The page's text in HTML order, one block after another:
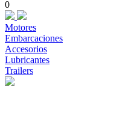
0
Motores
Embarcaciones
Accesorios
Lubricantes
Trailers